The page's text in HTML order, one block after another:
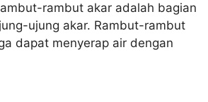
rambut akar adalah bagian
ujung akar. Rambut-rambut
dapat menyerap air dengan